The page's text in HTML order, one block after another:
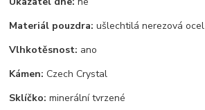
Materiál pouzdra: ušlechtilá nerezová ocel
Vlhkotěsnost: ano
Kámen: Czech Crystal
Sklíčko: minerální tvrzené